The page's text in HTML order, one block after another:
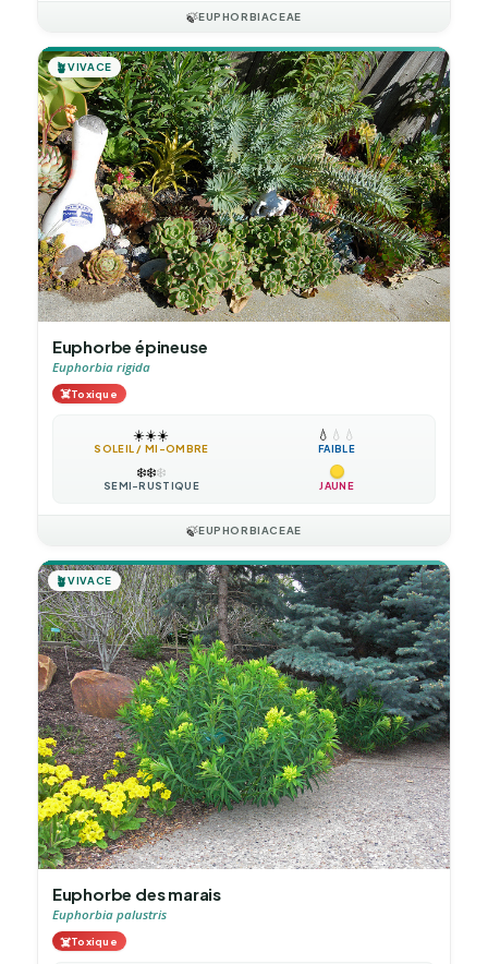
🍃EUPHORBIACEAE
🪴VIVACE
Euphorbe épineuse
Euphorbia rigida
☠️Toxique
☀️☀️☀️
SOLEIL / MI-OMBRE
💧 💧 💧
FAIBLE
❄️❄️❄️
SEMI-RUSTIQUE JAUNE
🍃EUPHORBIACEAE
🪴VIVACE
Euphorbe des marais
Euphorbia palustris
☠️Toxique